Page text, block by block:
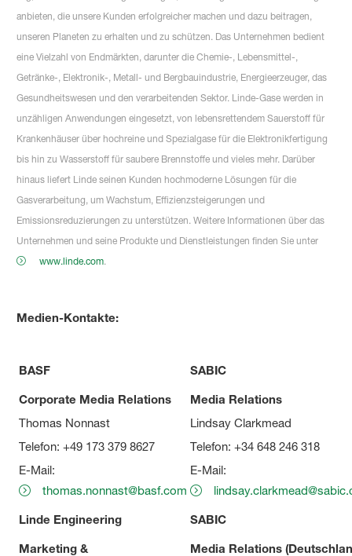
anbieten, die unsere Kunden erfolgreicher machen und dazu beitragen,
unseren Planeten zu erhalten und zu schützen. Das Unternehmen bedient
eine Vielzahl von Endmärkten, darunter die Chemie-, Lebensmittel-,
Getränke-, Elektronik-, Metall- und Bergbauindustrie, Energieerzeuger, das
Gesundheitswesen und den verarbeitenden Sektor. Linde-Gase werden in
unzähligen Anwendungen eingesetzt, von lebensrettendem Sauerstoff für
Krankenhäuser über hochreine und Spezialgase für die Elektronikfertigung
bis hin zu Wasserstoff für saubere Brennstoffe und vieles mehr. Darüber
hinaus liefert Linde seinen Kunden hochmoderne Lösungen für die
Gasverarbeitung, um Wachstum, Effizienzsteigerungen und
Emissionsreduzierungen zu unterstützen. Weitere Informationen über das
Unternehmen und seine Produkte und Dienstleistungen finden Sie unter
www.linde.com.
Medien-Kontakte:
BASF
Corporate Media Relations
SABIC
Media Relations
Thomas Nonnast
Lindsay Clarkmead
Telefon: +49 173 379 8627
Telefon: +34 648 246 318
E-Mail:
thomas.nonnast@basf.com
Linde Engineering
Marketing &
E-Mail:
SABIC
Media Relations